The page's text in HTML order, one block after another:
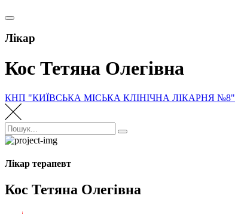
Лікар
Кос Тетяна Олегівна
КНП "КИЇВСЬКА МІСЬКА КЛІНІЧНА ЛІКАРНЯ №8"
Пошук:
Пошук
Лікар терапевт
Кос Тетяна Олегівна